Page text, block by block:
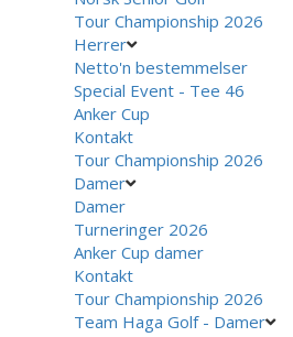
Tour Championship 2026
Herrer
Netto'n bestemmelser
Special Event - Tee 46
Anker Cup
Kontakt
Tour Championship 2026
Damer
Damer
Turneringer 2026
Anker Cup damer
Kontakt
Tour Championship 2026
Team Haga Golf - Damer